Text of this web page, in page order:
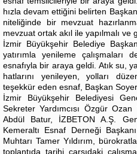
hızla devam ettiğini belirten
niteliğinde bir mevzuat
mevzuat ortak akıl ile yapılmalı ve
İzmir Büyükşehir Belediye
yatırımla yenileme çalışmaları
esnafıyla bir araya geldi. Atık su,
hatlarını yenileyen, yolları
teşekkür eden esnaf, Başkan
İzmir Büyükşehir Belediyesi
Sekreter Yardımcısı Özgür
Abdül Batur, İZBETON A.Ş.
Kemeraltı Esnaf Derneği
Muhtarı Tamer Yıldırım,
toplantıda tarihi çarşıdaki